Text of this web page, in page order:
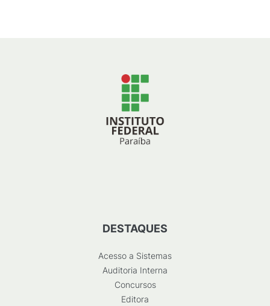
DESTAQUES
Acesso a Sistemas
Auditoria Interna
Concursos
Editora